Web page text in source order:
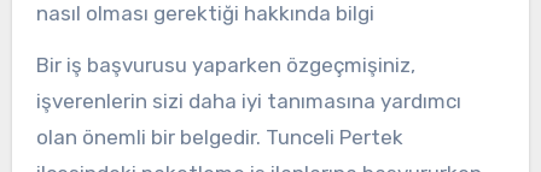
nasıl olması gerektiği hakkında bilgi
Bir iş başvurusu yaparken özgeçmişiniz,
işverenlerin sizi daha iyi tanımasına yardımcı
olan önemli bir belgedir. Tunceli Pertek